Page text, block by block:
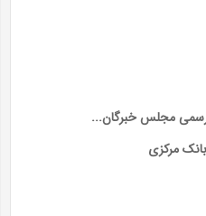
مجلس خبرگان...